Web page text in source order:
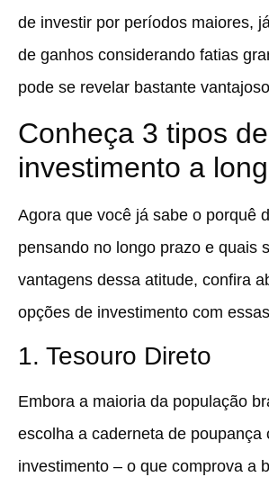
de investir por períodos maiores,
de ganhos considerando fatias
pode se revelar bastante
Conheça 3 tipos de
investimento a
Agora que você já sabe o porquê
pensando no longo prazo e quais
vantagens dessa atitude, confira
opções de investimento com
1. Tesouro Direto
Embora a maioria da população
escolha a caderneta de poupança
investimento – o que comprova a